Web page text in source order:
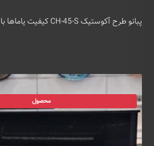
پبانو طرح آکوستیک CH-45-S کیفیت یاماها با رنگی جذاب
محصول